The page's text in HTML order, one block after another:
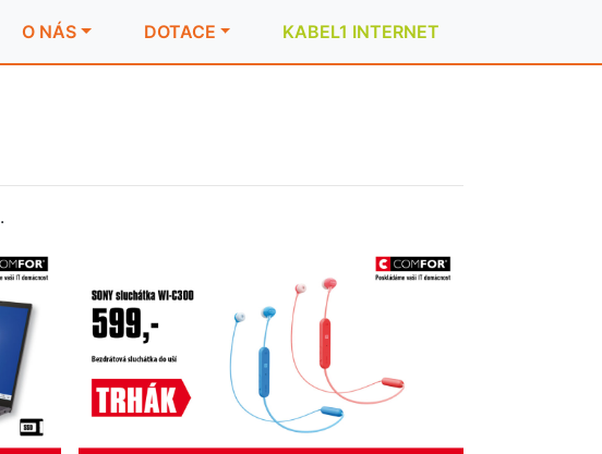
O NÁS DOTACE KABEL1 INTERNET
.